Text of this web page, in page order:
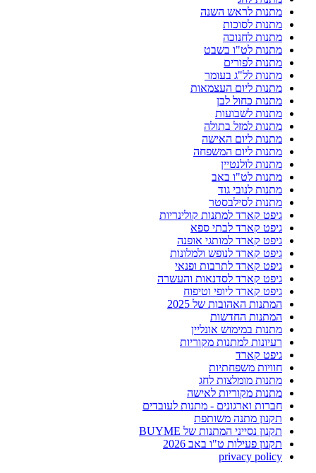
מתנות לראש השנה
מתנות לסוכות
מתנות לחנוכה
מתנות לט"ו בשבט
מתנות לפורים
מתנות לל"ג בעומר
מתנות ליום העצמאות
מתנות כחול לבן
מתנות לשבועות
מתנות למזל בתולה
מתנות ליום האישה
מתנות ליום המשפחה
מתנות לולנטיין
מתנות לט"ו באב
מתנות לנובי גוד
מתנות לסילבסטר
גיפט קארד למתנות קולינריות
גיפט קארד לבתי ספא
גיפט קארד למותגי אופנה
גיפט קארד לנופש ולמלונות
גיפט קארד לתרבות ופנאי
גיפט קארד לסדנאות והעשרה
גיפט קארד ליופי וטיפוח
המתנות האהובות של 2025
המתנות החדשות
מתנות במימוש אונליין
רעיונות למתנות מקוריות
גיפט קארד
חוויות משפחתיות
מתנות מומלצות לחג
מתנות מקוריות לאישה
חברות וארגונים - מתנות לעובדים
תקנון מתנה משותפת
תקנון נסייני המתנות של BUYME
תקנון פעילות ט"ו באב 2026
privacy policy